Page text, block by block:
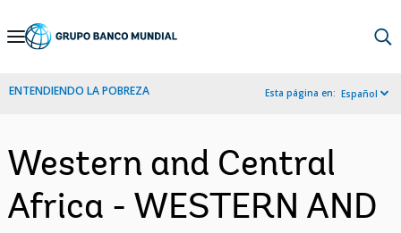
Skip
Navigation
ENTENDIENDO LA POBREZA Esta página en: Español
Western and Central
Africa - WESTERN AND